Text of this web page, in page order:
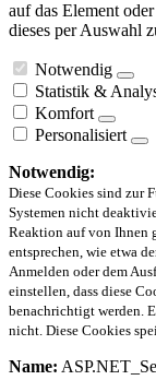
auf das Element
dieses per Auswahl
Notwendig
Statistik &
Komfort
Personalisiert
Notwendig:
Diese Cookies sind zur
Systemen nicht
Reaktion auf von Ihnen
entsprechen, wie etwa
Anmelden oder dem
einstellen, dass diese
benachrichtigt werden.
nicht. Diese Cookies
Name: